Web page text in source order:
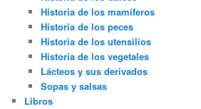
Historia de los mamíferos
Historia de los peces
Historia de los utensilios
Historia de los vegetales
Lácteos y sus derivados
Sopas y salsas
Libros